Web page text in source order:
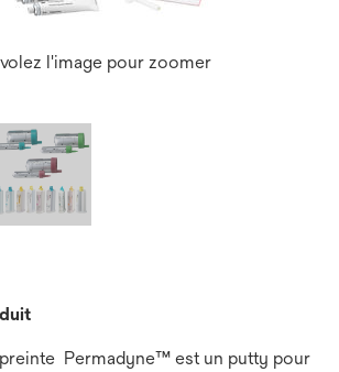
l'image pour zoomer
Permadyne™ est un putty pour